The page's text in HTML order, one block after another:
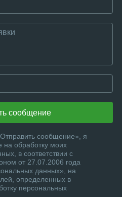
сообщение
сообщение», я
на обработку моих
в соответствии с
от 27.07.2006 года
данных», на
определенных в
персональных